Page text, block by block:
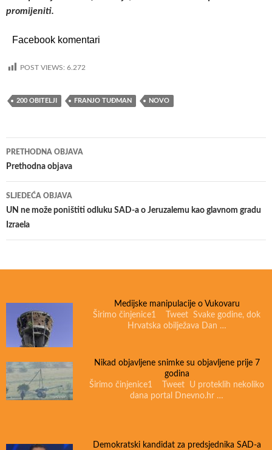
promijeniti.
Facebook komentari
POST VIEWS: 6.272
200 OBITELJI FRANJO TUĐMAN NOVO
Navigacija
objava
PRETHODNA OBJAVA
Prethodna objava
SLJEDEĆA OBJAVA
UN ne može poništiti odluku SAD-a o Jeruzalemu kao glavnom gradu
Izraela
Medijske manipulacije o Vukovaru
Širimo činjenice1 Tweet Svake godine, dok
Hrvatska obilježava Dan …
Nikad objavljene snimke su objavljene prije 7
godina
Širimo činjenice1 Tweet U proteklih nekoliko
dana portal Dnevno.hr …
Demokratski kandidat za predsjednika SAD-a